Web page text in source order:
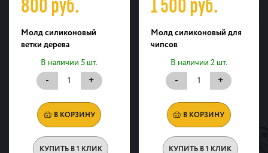
Молд силиконовый
ветки дерева
В наличии 5 шт.
- +
В КОРЗИНУ
КУПИТЬ В 1 КЛИК
Молд силиконовый для
чипсов
В наличии 2 шт.
- +
В КОРЗИНУ
КУПИТЬ В 1 КЛИК